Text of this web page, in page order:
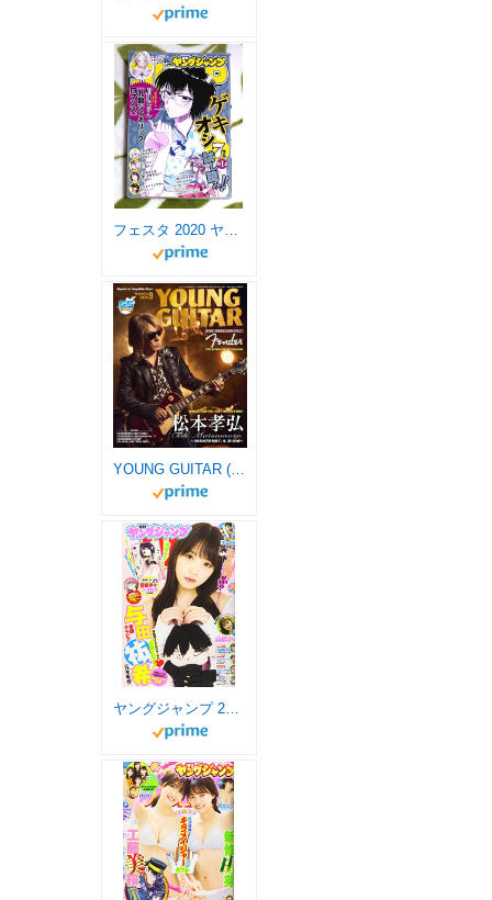
フェスタ 2020 ヤング 配布 ゲキオシ 試し読み コミック
YOUNG GUITAR (ヤング・ギター) 2024年 9月号
ヤングジャンプ 2020年 7/16 号 [雑誌]